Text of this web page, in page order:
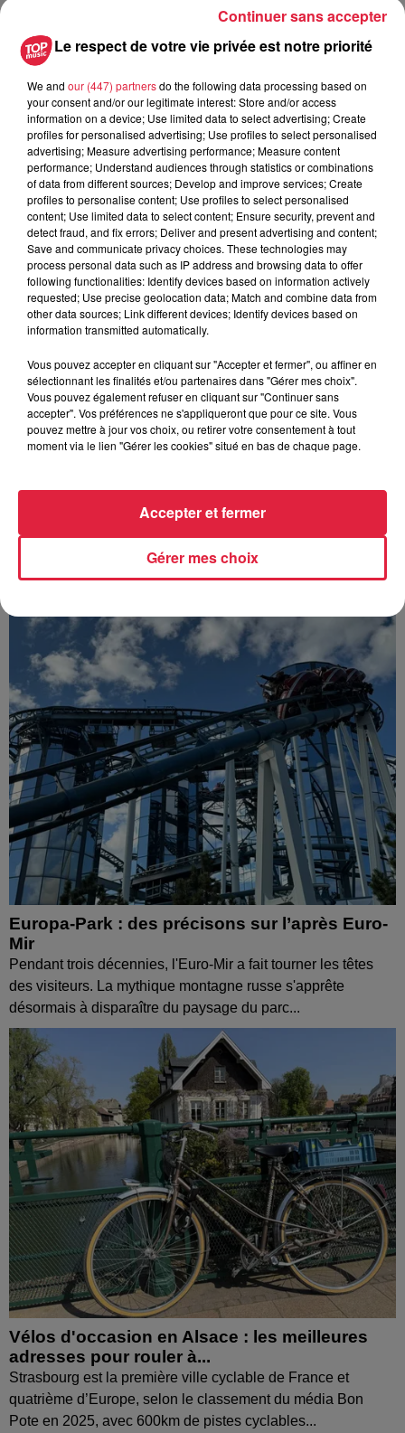
A lire aussi
5 août 2026
Europa-Park : des précisons sur
l’après Euro-Mir
4 août 2026
Vélos d'occasion en Alsace : les
meilleures adresses pour rouler à...
4 août 2026
Bischheim : disparition d’une
adolescente de 16 ans
À découvrir également
Europa-Park : des précisons sur l’après Euro-
Mir
Pendant trois décennies, l'Euro-Mir a fait tourner les têtes
des visiteurs. La mythique montagne russe s'apprête
désormais à disparaître du paysage du parc...
Vélos d'occasion en Alsace : les meilleures
adresses pour rouler à...
Strasbourg est la première ville cyclable de France et
quatrième d’Europe, selon le classement du média Bon
Pote en 2025, avec 600km de pistes cyclables...
Le respect de votre vie privée est notre priorité
We and our (447) partnersdo the following data processing based on
your consent and/or our legitimate interest: Store and/or access
information on a device; Use limited data to select advertising; Create
profiles for personalised advertising; Use profiles to select personalised
advertising; Measure advertising performance; Measure content
performance; Understand audiences through statistics or combinations
of data from different sources; Develop and improve services; Create
profiles to personalise content; Use profiles to select personalised
content; Use limited data to select content; Ensure security, prevent and
detect fraud, and fix errors; Deliver and present advertising and content;
Save and communicate privacy choices. These technologies may
process personal data such as IP address and browsing data to offer
following functionalities: Identify devices based on information actively
requested; Use precise geolocation data; Match and combine data from
other data sources; Link different devices; Identify devices based on
information transmitted automatically.
Vous pouvez accepter en cliquant sur "Accepter et fermer", ou affiner en
sélectionnant les finalités et/ou partenaires dans "Gérer mes choix".
Vous pouvez également refuser en cliquant sur "Continuer sans
accepter". Vos préférences ne s'appliqueront que pour ce site. Vous
pouvez mettre à jour vos choix, ou retirer votre consentement à tout
moment via le lien "Gérer les cookies" situé en bas de chaque page.
Gérer mes choix
Accepter et fermer
Continuer sans accepter